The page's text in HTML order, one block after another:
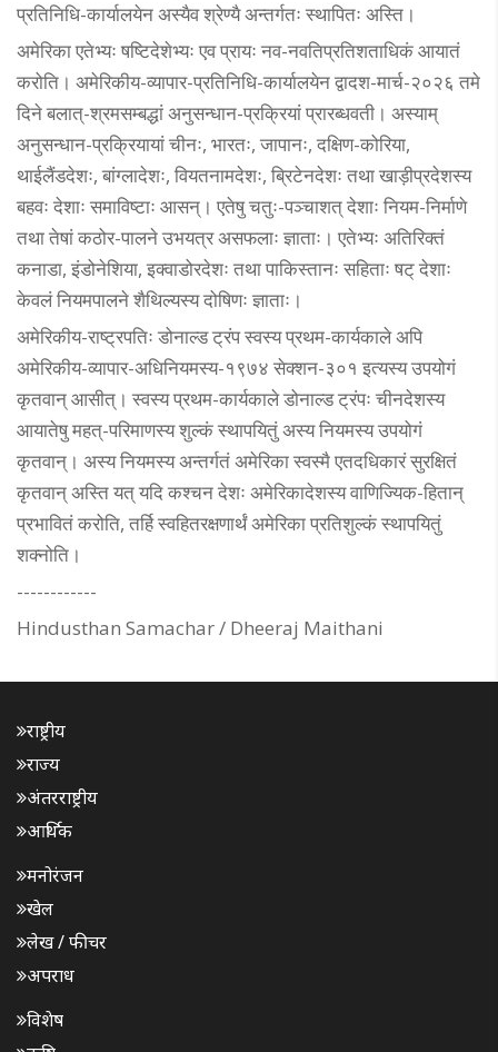
प्रतिनिधि-कार्यालयेन अस्यैव श्रेण्यै अन्तर्गतः स्थापितः अस्ति।
अमेरिका एतेभ्यः षष्टिदेशेभ्यः एव प्रायः नव-नवतिप्रतिशताधिकं आयातं
करोति। अमेरिकीय-व्यापार-प्रतिनिधि-कार्यालयेन द्वादश-मार्च-२०२६ तमे
दिने बलात्-श्रमसम्बद्धां अनुसन्धान-प्रक्रियां प्रारब्धवती। अस्याम्
अनुसन्धान-प्रक्रियायां चीनः, भारतः, जापानः, दक्षिण-कोरिया,
थाईलैंडदेशः, बांग्लादेशः, वियतनामदेशः, ब्रिटेनदेशः तथा खाड़ीप्रदेशस्य
बहवः देशाः समाविष्टाः आसन्। एतेषु चतुः-पञ्चाशत् देशाः नियम-निर्माणे
तथा तेषां कठोर-पालने उभयत्र असफलाः ज्ञाताः। एतेभ्यः अतिरिक्तं
कनाडा, इंडोनेशिया, इक्वाडोरदेशः तथा पाकिस्तानः सहिताः षट् देशाः
केवलं नियमपालने शैथिल्यस्य दोषिणः ज्ञाताः।
अमेरिकीय-राष्ट्रपतिः डोनाल्ड ट्रंप स्वस्य प्रथम-कार्यकाले अपि
अमेरिकीय-व्यापार-अधिनियमस्य-१९७४ सेक्शन-३०१ इत्यस्य उपयोगं
कृतवान् आसीत्। स्वस्य प्रथम-कार्यकाले डोनाल्ड ट्रंपः चीनदेशस्य
आयातेषु महत्-परिमाणस्य शुल्कं स्थापयितुं अस्य नियमस्य उपयोगं
कृतवान्। अस्य नियमस्य अन्तर्गतं अमेरिका स्वस्मै एतदधिकारं सुरक्षितं
कृतवान् अस्ति यत् यदि कश्चन देशः अमेरिकादेशस्य वाणिज्यिक-हितान्
प्रभावितं करोति, तर्हि स्वहितरक्षणार्थं अमेरिका प्रतिशुल्कं स्थापयितुं
शक्नोति।
------------
Hindusthan Samachar / Dheeraj Maithani
राष्ट्रीय
राज्य
अंतरराष्ट्रीय
आर्थिक
मनोरंजन
खेल
लेख / फीचर
अपराध
विशेष